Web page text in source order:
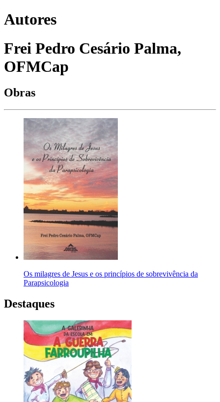
Autores
Frei Pedro Cesário Palma,
OFMCap
Obras
Os milagres de Jesus e os princípios de sobrevivência da
Parapsicologia
Destaques